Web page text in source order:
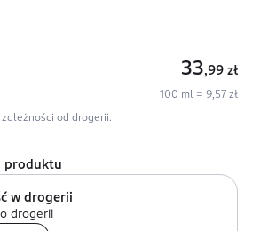
33,99 zł
100 ml = 9,57 zł
od drogerii.
produktu
w drogerii
drogerii